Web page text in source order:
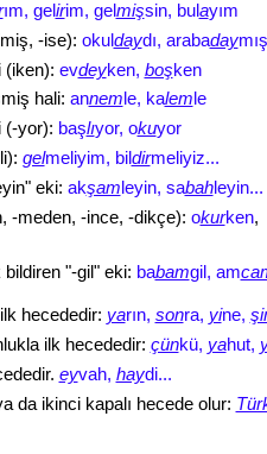
ım, gelirim, gelmişsin, bulayım
-ise): okuldaydı, arabaday
(iken): evdeyken, boşken
hali: annem le, kalem le
(-yor): başlıyor, okuyor
gelmeliyim, bildirmeliyiz...
eki: akşamleyin, sabahleyin...
-meden, -ince, -dikçe): okurken,
bildiren "-gil" eki: babamgil, am
hecededir: yarın, sonra, yine,
ilk hecededir: çünkü, yahut,
eyvah, haydi...
da ikinci kapalı hecede olur: